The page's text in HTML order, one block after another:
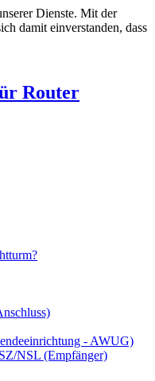
Dienste. Mit der
damit einverstanden, dass
- AWUG)
NSL (Empfänger)